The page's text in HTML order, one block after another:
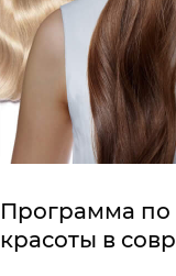
Программа по
красоты в